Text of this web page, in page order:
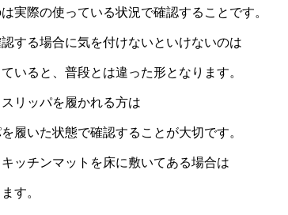
実際の使っている状況で確認することです。
する場合に気を付けないといけないのは
いると、普段とは違った形となります。
リッパを履かれる方は
履いた状態で確認することが大切です。
ッチンマットを床に敷いてある場合は
す。